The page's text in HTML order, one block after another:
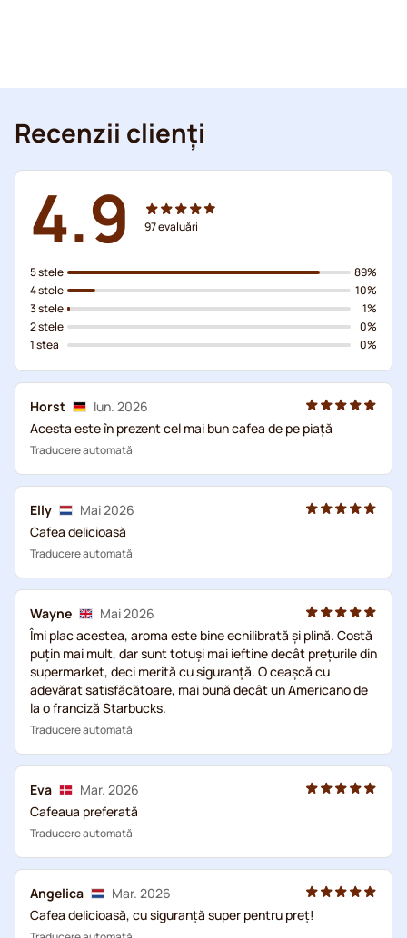
Recenzii clienți
4.9 97evaluări
5 stele
4 stele
3 stele
2 stele
1 stea
89%
10%
1%
0%
0%
Horst
Iun. 2026
Acesta este în prezent cel mai bun cafea de pe piață
Traducere automată
Elly
Mai 2026
Cafea delicioasă
Traducere automată
Wayne
Mai 2026
Îmi plac acestea, aroma este bine echilibrată și plină. Costă
puțin mai mult, dar sunt totuși mai ieftine decât prețurile din
supermarket, deci merită cu siguranță. O ceașcă cu
adevărat satisfăcătoare, mai bună decât un Americano de
la o franciză Starbucks.
Traducere automată
Eva
Mar. 2026
Cafeaua preferată
Traducere automată
Angelica
Mar. 2026
Cafea delicioasă, cu siguranță super pentru preț!